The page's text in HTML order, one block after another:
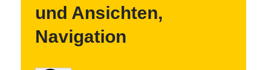
und Ansichten,
Navigation